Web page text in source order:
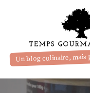
Un blog culinaire, mais